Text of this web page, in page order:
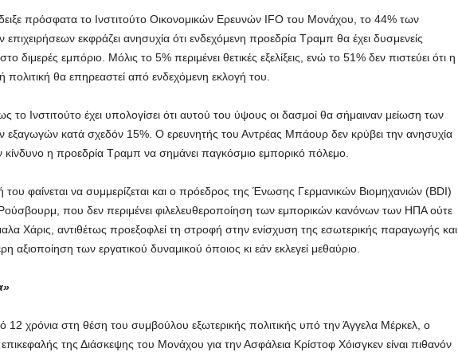
πρόσφατα το Ινστιτούτο Οικονομικών Ερευνών IFO του Μονάχου, το 44% των
επιχειρήσεων εκφράζει ανησυχία ότι ενδεχόμενη προεδρία Τραμπ θα έχει δυσμενείς
διμερές εμπόριο. Μόλις το 5% περιμένει θετικές εξελίξεις, ενώ το 51% δεν πιστεύει ότι η
πολιτική θα επηρεαστεί από ενδεχόμενη εκλογή του.
το Ινστιτούτο έχει υπολογίσει ότι αυτού του ύψους οι δασμοί θα σήμαιναν μείωση των
εξαγωγών κατά σχεδόν 15%. Ο ερευνητής του Αντρέας Μπάουρ δεν κρύβει την ανησυχία
κίνδυνο η προεδρία Τραμπ να σημάνει παγκόσμιο εμπορικό πόλεμο.
φαίνεται να συμμερίζεται και ο πρόεδρος της Ένωσης Γερμανικών Βιομηχανιών (BDI)
Ρούσβουρμ, που δεν περιμένει φιλελευθεροποίηση των εμπορικών κανόνων των ΗΠΑ ούτε
Χάρις, αντιθέτως προεξοφλεί τη στροφή στην ενίσχυση της εσωτερικής παραγωγής και
αξιοποίηση των εργατικού δυναμικού όποιος κι εάν εκλεγεί μεθαύριο.
12 χρόνια στη θέση του συμβούλου εξωτερικής πολιτικής υπό την Άγγελα Μέρκελ, ο
της Διάσκεψης του Μονάχου για την Ασφάλεια Κρίστοφ Χόισγκεν είναι πιθανόν